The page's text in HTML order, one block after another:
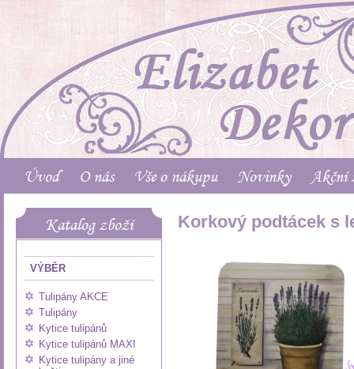
Úvod O nás Vše o nákupu Novinky Akční
Katalog zboží
VÝBĚR
Tulipány AKCE
Tulipány
Kytice tulipánů
Kytice tulipánů MAXI
Kytice tulipány a jiné
Korkový podtácek s